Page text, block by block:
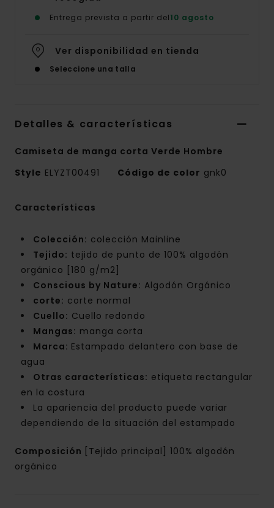
Entrega prevista a partir del10 agosto
Ver disponibilidad en tienda
Seleccione una talla
Detalles & características
Camiseta de manga corta Verde Hombre
Style ELYZT00491 Código de color gnk0
Características
Colección: colección Mainline
Tejido: tejido de punto de 100% algodón
orgánico [180 g/m2]
Conscious by Nature: Algodón Orgánico
corte: corte normal
Cuello: Cuello redondo
Mangas: manga corta
Marca: Estampado delantero con base de
agua
Otras características: etiqueta rectangular
en la costura
La apariencia del producto puede variar
dependiendo de la situación del estampado
Composición
[Tejido principal] 100% algodón
orgánico